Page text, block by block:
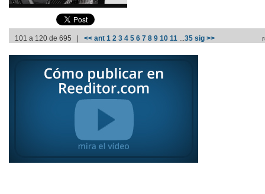
101 a 120 de 695 | << ant 1 2 3 4 5 6 7 8 9 10 11 ...35 sig >>